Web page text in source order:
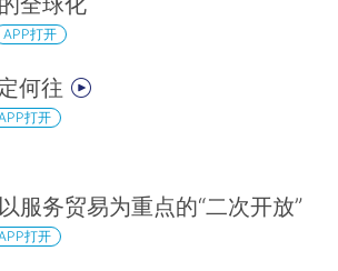
APP打开
何往
打开
服务贸易为重点的“二次开放”
打开